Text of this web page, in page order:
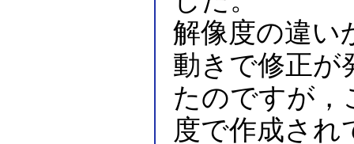
解像度の違い
動きで修正が
たのですが，
度で作成され